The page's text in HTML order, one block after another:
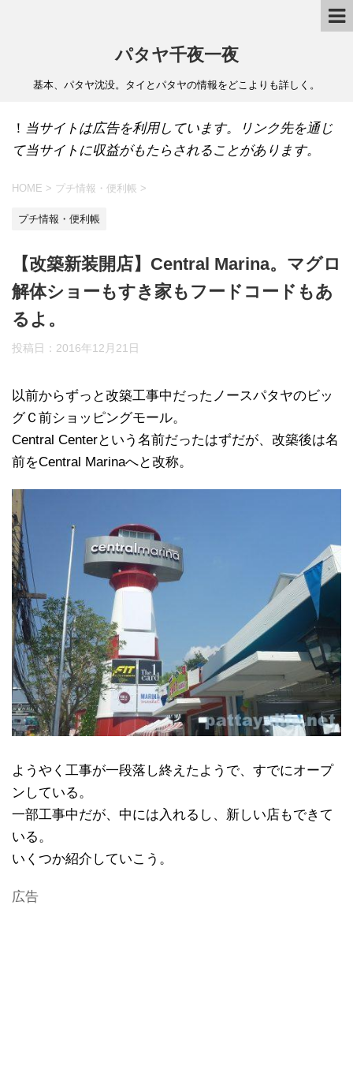
パタヤ千夜一夜
基本、パタヤ沈没。タイとパタヤの情報をどこよりも詳しく。
！ 当サイトは広告を利用しています。リンク先を通じ
て当サイトに収益がもたらされることがあります。
HOME > プチ情報・便利帳 >
プチ情報・便利帳
【改築新装開店】Central Marina。マグロ
解体ショーもすき家もフードコードもあ
るよ。
投稿日： 2016年12月21日
以前からずっと改築工事中だったノースパタヤのビッ
グＣ前ショッピングモール。
Central Centerという名前だったはずだが、改築後は名
前をCentral Marinaへと改称。
ようやく工事が一段落し終えたようで、すでにオープ
ンしている。
一部工事中だが、中には入れるし、新しい店もできて
いる。
いくつか紹介していこう。
広告